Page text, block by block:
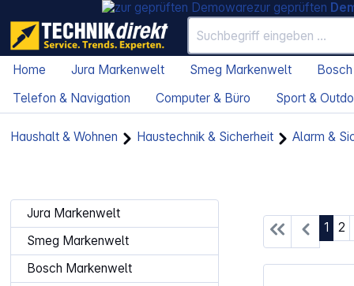
zur geprüften
Home Jura Markenwelt Smeg Markenwelt
Telefon & Navigation
Computer & Büro Sport &
Haushalt & Wohnen Haustechnik & Sicherheit Alarm &
Jura Markenwelt
Smeg Markenwelt
Bosch Markenwelt
Seite
1 2